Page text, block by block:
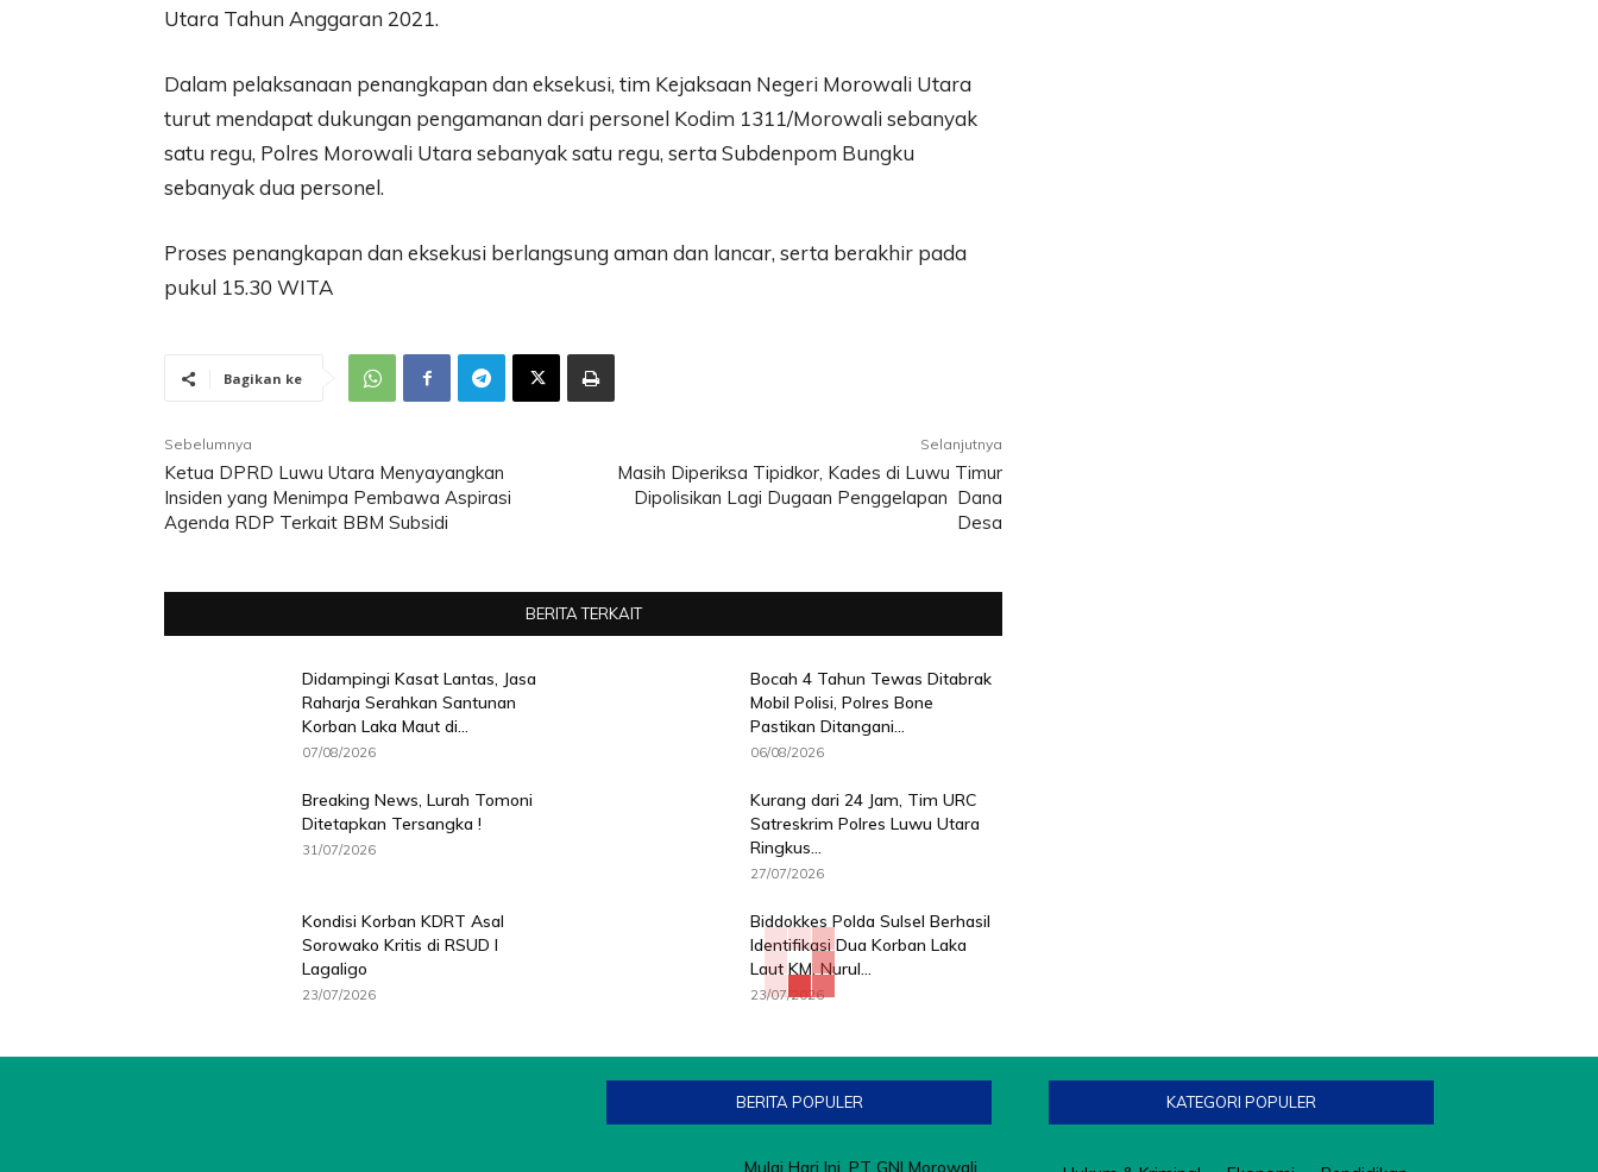
Utara Tahun Anggaran 2021.
Dalam pelaksanaan penangkapan dan eksekusi, tim Kejaksaan Negeri Morowali Utara
turut mendapat dukungan pengamanan dari personel Kodim 1311/Morowali sebanyak
satu regu, Polres Morowali Utara sebanyak satu regu, serta Subdenpom Bungku
sebanyak dua personel.
Proses penangkapan dan eksekusi berlangsung aman dan lancar, serta berakhir pada
pukul 15.30 WITA
Bagikan ke
Sebelumnya
Ketua DPRD Luwu Utara Menyayangkan
Insiden yang Menimpa Pembawa Aspirasi
Agenda RDP Terkait BBM Subsidi
Selanjutnya
Masih Diperiksa Tipidkor, Kades di Luwu Timur
Dipolisikan Lagi Dugaan Penggelapan Dana
Desa
BERITA TERKAIT
Didampingi Kasat Lantas, Jasa
Raharja Serahkan Santunan
Korban Laka Maut di...
07/08/2026
Bocah 4 Tahun Tewas Ditabrak
Mobil Polisi, Polres Bone
Pastikan Ditangani...
06/08/2026
Breaking News, Lurah Tomoni
Ditetapkan Tersangka !
31/07/2026
Kurang dari 24 Jam, Tim URC
Satreskrim Polres Luwu Utara
Ringkus...
27/07/2026
Kondisi Korban KDRT Asal
Sorowako Kritis di RSUD I
Lagaligo
23/07/2026
Biddokkes Polda Sulsel Berhasil
Identifikasi Dua Korban Laka
Laut KM. Nurul...
23/07/2026
BERITA POPULER KATEGORI POPULER